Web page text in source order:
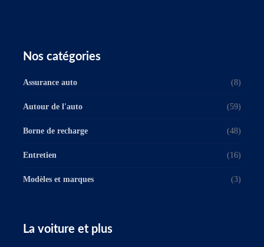
Nos catégories
Assurance auto (8)
Autour de l'auto (59)
Borne de recharge (48)
Entretien (16)
Modèles et marques (3)
La voiture et plus